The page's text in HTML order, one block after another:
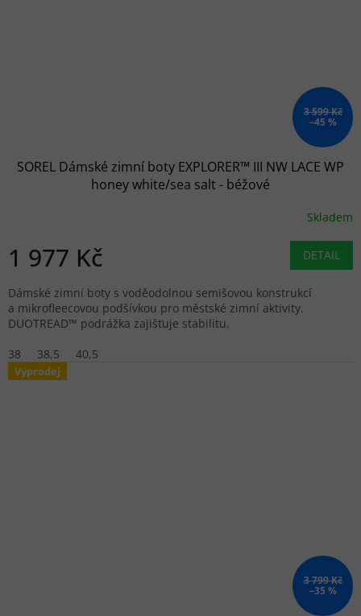
3 599 Kč
–45 %
SOREL Dámské zimní boty EXPLORER™ III NW LACE WP
honey white/sea salt - béžové
Skladem
1 977 Kč DETAIL
Dámské zimní boty s voděodolnou semišovou konstrukcí
a mikrofleecovou podšívkou pro městské zimní aktivity.
DUOTREAD™ podrážka zajišťuje stabilitu.
38
38,5 40,5
Výprodej
3 799 Kč
–35 %